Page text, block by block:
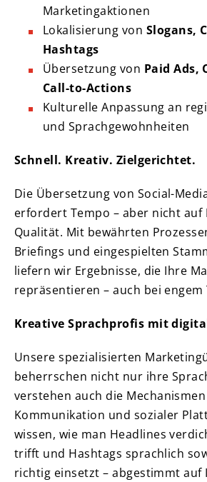
Marketingaktionen
Lokalisierung von Slogans,
Hashtags
Übersetzung von Paid Ads,
Call-to-Actions
Kulturelle Anpassung an
und Sprachgewohnheiten
Schnell. Kreativ. Zielgerichtet.
Die Übersetzung von Social-
erfordert Tempo – aber nicht auf
Qualität. Mit bewährten
Briefings und eingespielten
liefern wir Ergebnisse, die Ihre
repräsentieren – auch bei engem
Kreative Sprachprofis mit
Unsere spezialisierten
beherrschen nicht nur ihre
verstehen auch die
Kommunikation und sozialer
wissen, wie man Headlines
trifft und Hashtags sprachlich
richtig einsetzt – abgestimmt auf